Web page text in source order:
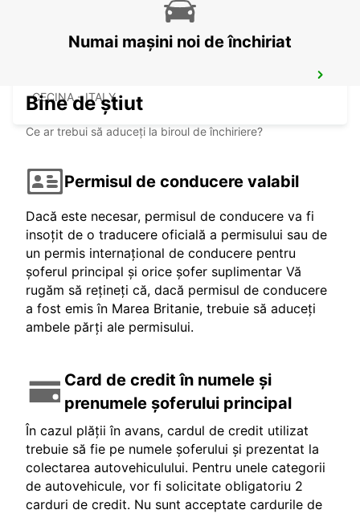
CECINA - ITALY
Numai mașini noi de închiriat
Bine de știut
Ce ar trebui să aduceți la biroul de închiriere?
Permisul de conducere valabil
Dacă este necesar, permisul de conducere va fi
insoțit de o traducere oficială a permisului sau de
un permis internațional de conducere pentru
șoferul principal și orice șofer suplimentar Vă
rugăm să rețineți că, dacă permisul de conducere
a fost emis în Marea Britanie, trebuie să aduceți
ambele părți ale permisului.
Card de credit în numele și
prenumele șoferului principal
În cazul plății în avans, cardul de credit utilizat
trebuie să fie pe numele șoferului și prezentat la
colectarea autovehiculului. Pentru unele categorii
de autovehicule, vor fi solicitate obligatoriu 2
carduri de credit. Nu sunt acceptate cardurile de